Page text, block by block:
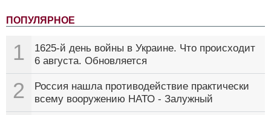
ПОПУЛЯРНОЕ
1
1625-й день войны в Украине. Что происходит
6 августа. Обновляется
2
Россия нашла противодействие практически
всему вооружению НАТО - Залужный